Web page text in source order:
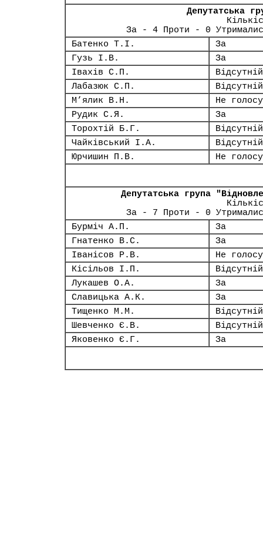
Депутатська
За - 4 Проти - 0
Батенко Т.І.
За
Гузь І.В.
За
Івахів С.П.
Відсутній
Лабазюк С.П.
Відсутній
М’ялик В.Н.
Не
Рудик С.Я.
За
Торохтій Б.Г.
Відсутній
Чайківський І.А.
Відсутній
Юрчишин П.В.
Не
Депутатська група
За - 7 Проти - 0
Бурміч А.П.
За
Гнатенко В.С.
За
Іванісов Р.В.
Не
Кісільов І.П.
Відсутній
Лукашев О.А.
За
Славицька А.К.
За
Тищенко М.М.
Відсутній
Шевченко Є.В.
Відсутній
Яковенко Є.Г.
За